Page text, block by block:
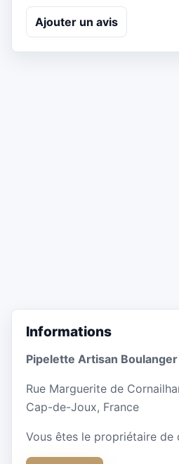
Ajouter un avis
Informations
Pipelette Artisan Boulanger
Rue Marguerite de
Cap-de-Joux, France
Vous êtes le propriétaire de